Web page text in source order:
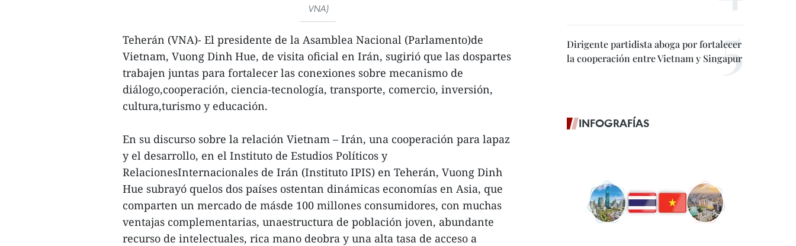
VNA)
Teherán (VNA)- El presidente de la Asamblea Nacional (Parlamento)de
Vietnam, Vuong Dinh Hue, de visita oficial en Irán, sugirió que las dospartes
trabajen juntas para fortalecer las conexiones sobre mecanismo de
diálogo,cooperación, ciencia-tecnología, transporte, comercio, inversión,
cultura,turismo y educación.
En su discurso sobre la relación Vietnam – Irán, una cooperación para lapaz
y el desarrollo, en el Instituto de Estudios Políticos y
RelacionesInternacionales de Irán (Instituto IPIS) en Teherán, Vuong Dinh
Hue subrayó quelos dos países ostentan dinámicas economías en Asia, que
comparten un mercado de másde 100 millones consumidores, con muchas
ventajas complementarias, unaestructura de población joven, abundante
recurso de intelectuales, rica mano deobra y una alta tasa de acceso a
Dirigente partidista aboga por fortalecer
la cooperación entre Vietnam y Singapur
INFOGRAFÍAS